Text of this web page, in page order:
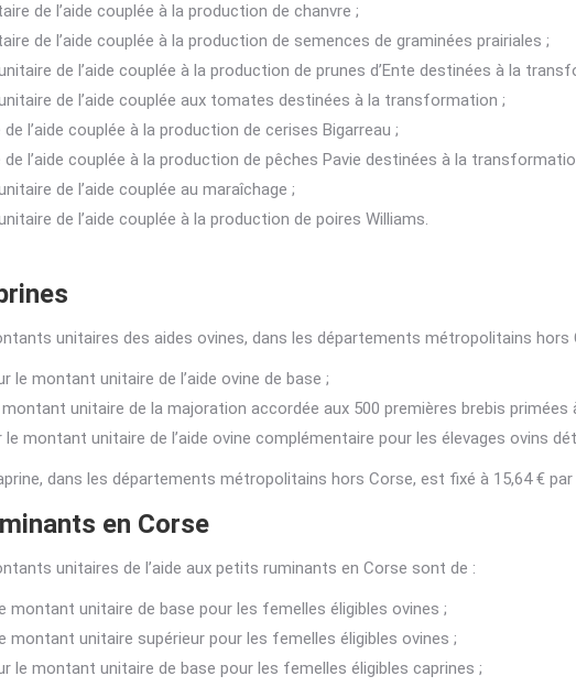
de l’aide couplée à la production de chanvre ;
de l’aide couplée à la production de semences de graminées prairiales ;
de l’aide couplée à la production de prunes d’Ente destinées à la
de l’aide couplée aux tomates destinées à la transformation ;
l’aide couplée à la production de cerises Bigarreau ;
l’aide couplée à la production de pêches Pavie destinées à la
de l’aide couplée au maraîchage ;
de l’aide couplée à la production de poires Williams.
unitaires des aides ovines, dans les départements métropolitains hors
le montant unitaire de l’aide ovine de base ;
unitaire de la majoration accordée aux 500 premières brebis primées
le montant unitaire de l’aide ovine complémentaire pour les élevages ovins
dans les départements métropolitains hors Corse, est fixé à 15,64 € par
en Corse
unitaires de l’aide aux petits ruminants en Corse sont de :
montant unitaire de base pour les femelles éligibles ovines ;
montant unitaire supérieur pour les femelles éligibles ovines ;
le montant unitaire de base pour les femelles éligibles caprines ;